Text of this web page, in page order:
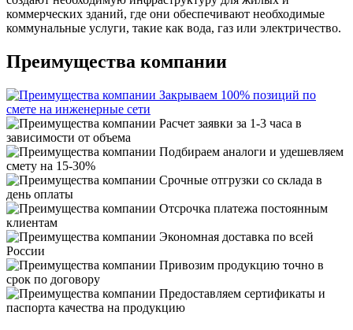
коммерческих зданий, где они обеспечивают необходимые
коммунальные услуги, такие как вода, газ или электричество.
Преимущества компании
Закрываем 100% позиций по
смете на инженерные сети
Расчет заявки за 1-3 часа в
зависимости от объема
Подбираем аналоги и удешевляем
смету на 15-30%
Срочные отгрузки со склада в
день оплаты
Отсрочка платежа постоянным
клиентам
Экономная доставка по всей
России
Привозим продукцию точно в
срок по договору
Предоставляем сертификаты и
паспорта качества на продукцию